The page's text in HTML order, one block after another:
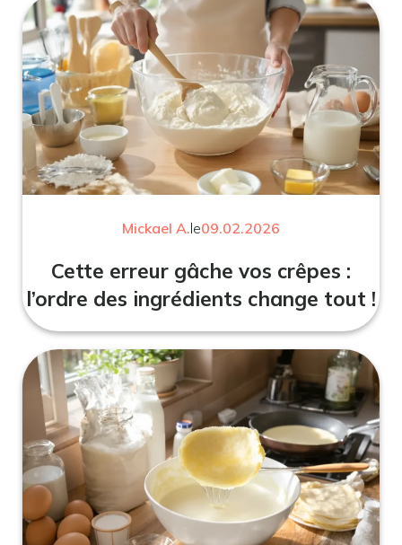
Mickael A.le09.02.2026
Cette erreur gâche vos crêpes :
l’ordre des ingrédients change tout !